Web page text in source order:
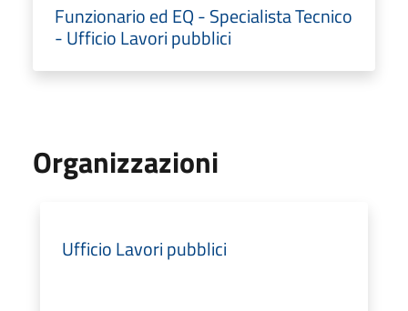
Funzionario ed EQ - Specialista Tecnico
- Ufficio Lavori pubblici
Organizzazioni
Ufficio Lavori pubblici